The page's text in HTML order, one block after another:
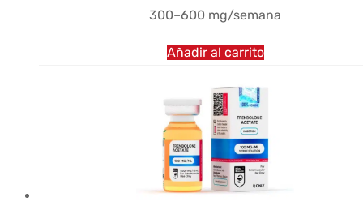
300–600 mg/semana
Añadir al carrito